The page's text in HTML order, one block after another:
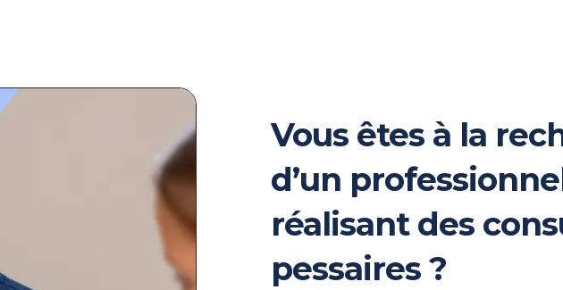
Vous êtes à la
d’un
réalisant des
pessaires ?